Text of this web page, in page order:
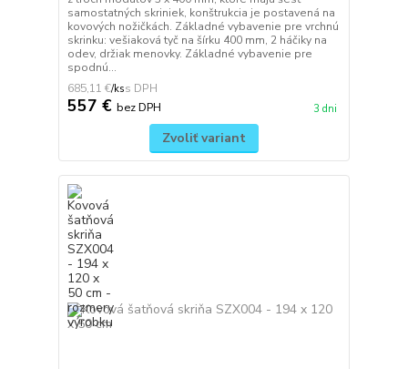
samostatných skriniek, konštrukcia je postavená na
kovových nožičkách. Základné vybavenie pre vrchnú
skrinku: vešiaková tyč na šírku 400 mm, 2 háčiky na
odev, držiak menovky. Základné vybavenie pre
spodnú...
685,11 €/ks
557 € bez DPH 3 dni
Zvoliť variant